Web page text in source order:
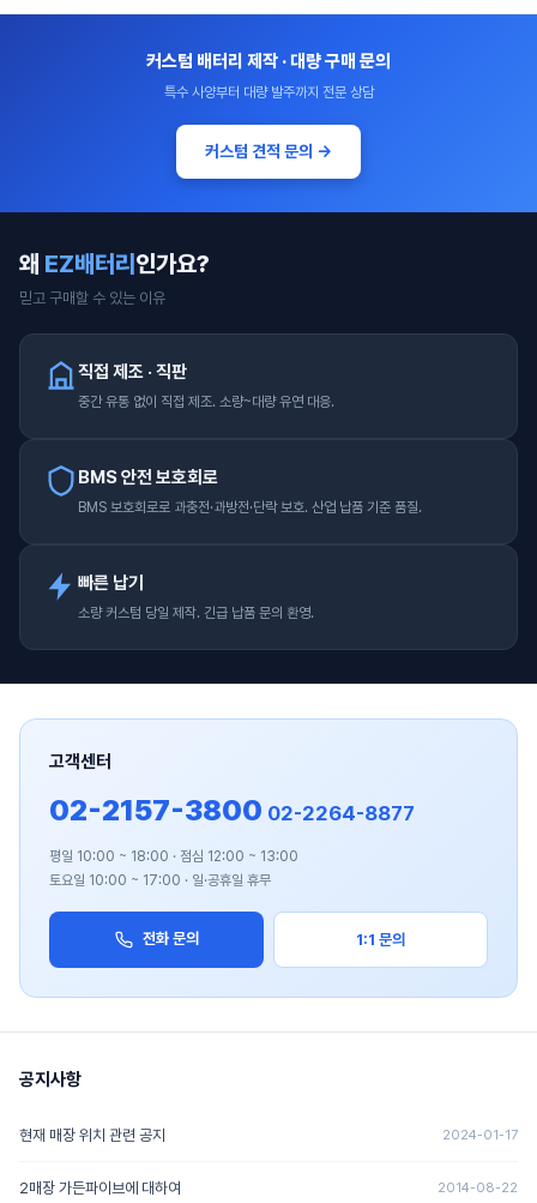
커스텀 배터리 제작 · 대량 구매 문의
특수 사양부터 대량 발주까지 전문 상담
커스텀 견적 문의 →
왜 EZ배터리 인가요?
믿고 구매할 수 있는 이유
직접 제조 · 직판
중간 유통 없이 직접 제조. 소량~대량 유연 대응.
BMS 안전 보호회로
BMS 보호회로로 과충전·과방전·단락 보호. 산업 납품 기준 품질.
빠른 납기
소량 커스텀 당일 제작. 긴급 납품 문의 환영.
고객센터
02-2157-3800 02-2264-8877
평일 10:00 ~ 18:00 · 점심 12:00 ~ 13:00
토요일 10:00 ~ 17:00 · 일·공휴일 휴무
전화 문의 1:1 문의
공지사항
현재 매장 위치 관련 공지 2024-01-17
2매장 가든파이브에 대하여 2014-08-22